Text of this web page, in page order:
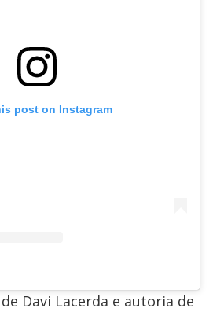
post on Instagram
Davi Lacerda e autoria de